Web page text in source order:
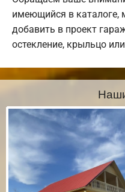
имеющийся в
добавить в проект
остекление, крыльцо